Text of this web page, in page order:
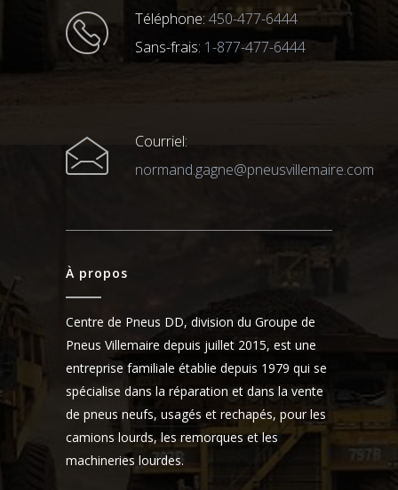
Téléphone: 450-477-6444
Sans-frais: 1-877-477-6444
Courriel:
normand.gagne@pneusvillemaire.com
À propos
Centre de Pneus DD, division du Groupe de
Pneus Villemaire depuis juillet 2015, est une
entreprise familiale établie depuis 1979 qui se
spécialise dans la réparation et dans la vente
de pneus neufs, usagés et rechapés, pour les
camions lourds, les remorques et les
machineries lourdes.